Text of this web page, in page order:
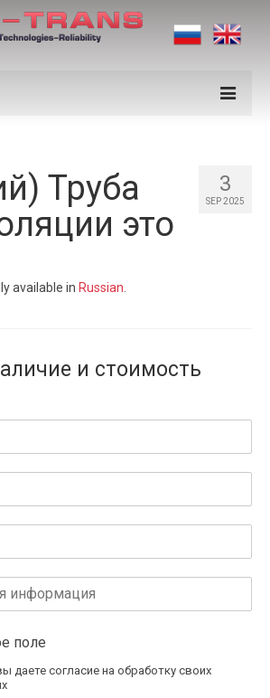
3
SEP 2025
Труба
это
available in Russian
и стоимость
поле
даете согласие на обработку своих